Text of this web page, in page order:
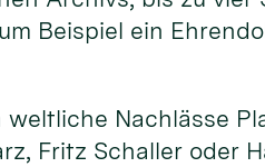
Beispiel ein
Nachlässe
Fritz Schaller oder